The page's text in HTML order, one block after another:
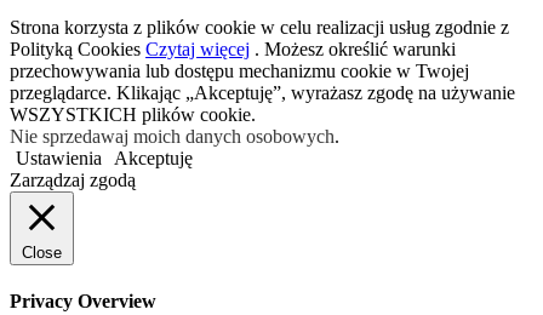
Strona korzysta z plików cookie w celu realizacji usług zgodnie z
Polityką Cookies Czytaj więcej . Możesz określić warunki
przechowywania lub dostępu mechanizmu cookie w Twojej
przeglądarce. Klikając „Akceptuję”, wyrażasz zgodę na używanie
WSZYSTKICH plików cookie.
Nie sprzedawaj moich danych osobowych.
Ustawienia
Akceptuję
Zarządzaj zgodą
Close
Privacy Overview